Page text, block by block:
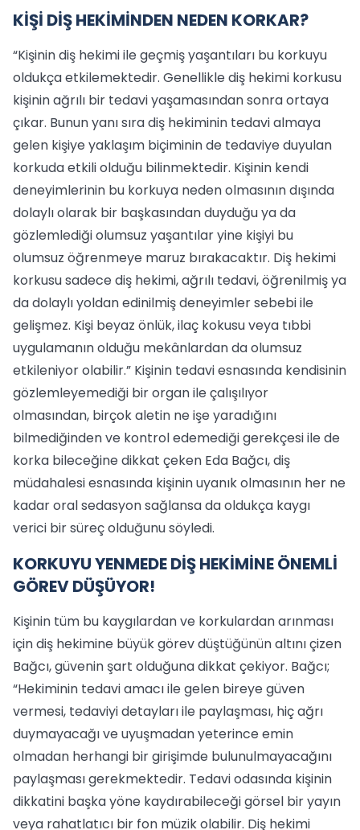
KİŞİ DİŞ HEKİMİNDEN NEDEN KORKAR?
“Kişinin diş hekimi ile geçmiş yaşantıları bu korkuyu
oldukça etkilemektedir. Genellikle diş hekimi korkusu
kişinin ağrılı bir tedavi yaşamasından sonra ortaya
çıkar. Bunun yanı sıra diş hekiminin tedavi almaya
gelen kişiye yaklaşım biçiminin de tedaviye duyulan
korkuda etkili olduğu bilinmektedir. Kişinin kendi
deneyimlerinin bu korkuya neden olmasının dışında
dolaylı olarak bir başkasından duyduğu ya da
gözlemlediği olumsuz yaşantılar yine kişiyi bu
olumsuz öğrenmeye maruz bırakacaktır. Diş hekimi
korkusu sadece diş hekimi, ağrılı tedavi, öğrenilmiş ya
da dolaylı yoldan edinilmiş deneyimler sebebi ile
gelişmez. Kişi beyaz önlük, ilaç kokusu veya tıbbi
uygulamanın olduğu mekânlardan da olumsuz
etkileniyor olabilir.” Kişinin tedavi esnasında kendisinin
gözlemleyemediği bir organ ile çalışılıyor
olmasından, birçok aletin ne işe yaradığını
bilmediğinden ve kontrol edemediği gerekçesi ile de
korka bileceğine dikkat çeken Eda Bağcı, diş
müdahalesi esnasında kişinin uyanık olmasının her ne
kadar oral sedasyon sağlansa da oldukça kaygı
verici bir süreç olduğunu söyledi.
KORKUYU YENMEDE DİŞ HEKİMİNE ÖNEMLİ
GÖREV DÜŞÜYOR!
Kişinin tüm bu kaygılardan ve korkulardan arınması
için diş hekimine büyük görev düştüğünün altını çizen
Bağcı, güvenin şart olduğuna dikkat çekiyor. Bağcı;
“Hekiminin tedavi amacı ile gelen bireye güven
vermesi, tedaviyi detayları ile paylaşması, hiç ağrı
duymayacağı ve uyuşmadan yeterince emin
olmadan herhangi bir girişimde bulunulmayacağını
paylaşması gerekmektedir. Tedavi odasında kişinin
dikkatini başka yöne kaydırabileceği görsel bir yayın
veya rahatlatıcı bir fon müzik olabilir. Diş hekimi